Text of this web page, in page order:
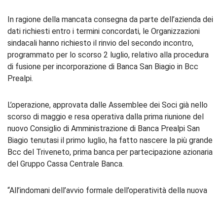
In ragione della mancata consegna da parte dell’azienda dei
dati richiesti entro i termini concordati, le Organizzazioni
sindacali hanno richiesto il rinvio del secondo incontro,
programmato per lo scorso 2 luglio, relativo alla procedura
di fusione per incorporazione di Banca San Biagio in Bcc
Prealpi.
L’operazione, approvata dalle Assemblee dei Soci già nello
scorso di maggio e resa operativa dalla prima riunione del
nuovo Consiglio di Amministrazione di Banca Prealpi San
Biagio tenutasi il primo luglio, ha fatto nascere la più grande
Bcc del Triveneto, prima banca per partecipazione azionaria
del Gruppo Cassa Centrale Banca.
“All’indomani dell’avvio formale dell’operatività della nuova